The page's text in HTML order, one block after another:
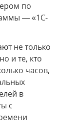
по
— «1С-
не только
и те, кто
часов,
в
с